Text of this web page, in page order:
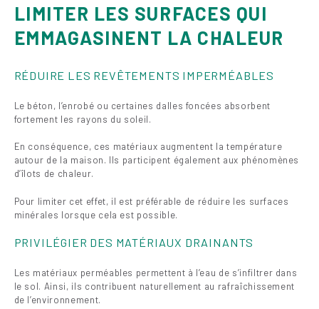
LIMITER LES SURFACES QUI
EMMAGASINENT LA CHALEUR
RÉDUIRE LES REVÊTEMENTS IMPERMÉABLES
Le béton, l’enrobé ou certaines dalles foncées absorbent
fortement les rayons du soleil.
En conséquence, ces matériaux augmentent la température
autour de la maison. Ils participent également aux phénomènes
d’îlots de chaleur.
Pour limiter cet effet, il est préférable de réduire les surfaces
minérales lorsque cela est possible.
PRIVILÉGIER DES MATÉRIAUX DRAINANTS
Les matériaux perméables permettent à l’eau de s’infiltrer dans
le sol. Ainsi, ils contribuent naturellement au rafraîchissement
de l’environnement.